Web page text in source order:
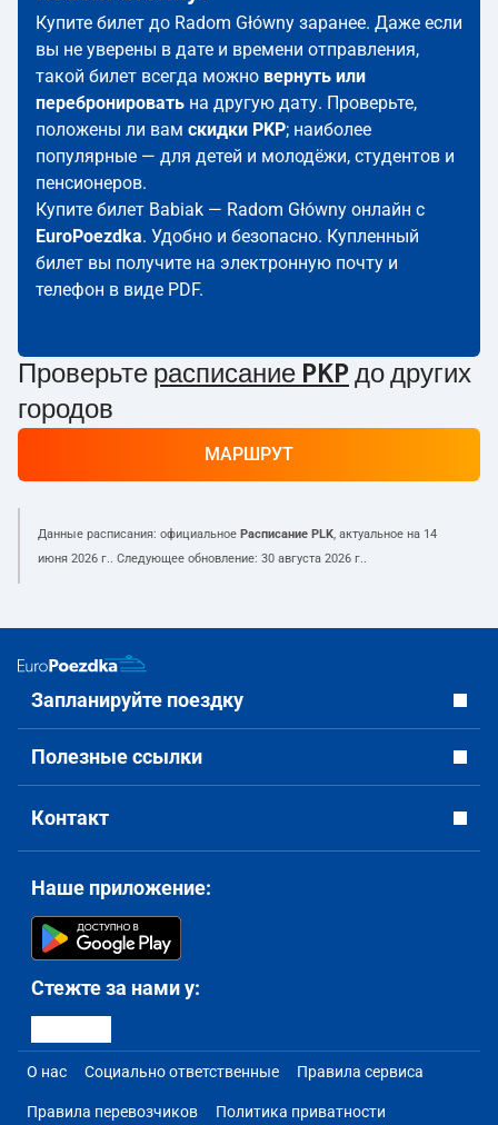
Купите билет до Radom Główny заранее. Даже если
вы не уверены в дате и времени отправления,
такой билет всегда можно вернуть или
перебронировать на другую дату. Проверьте,
положены ли вам скидки PKP; наиболее
популярные — для детей и молодёжи, студентов и
пенсионеров.
Купите билет Babiak — Radom Główny онлайн с
EuroPoezdka. Удобно и безопасно. Купленный
билет вы получите на электронную почту и
телефон в виде PDF.
Проверьте расписание PKP до других
городов
МАРШРУТ
Данные расписания: официальное Расписание PLK, актуальное на 14
июня 2026 г.. Следующее обновление: 30 августа 2026 г..
Запланируйте поездку
Полезные ссылки
Контакт
Наше приложение:
Стежте за нами у:
О нас Социально ответственные Правила сервиса
Правила перевозчиков Политика приватности